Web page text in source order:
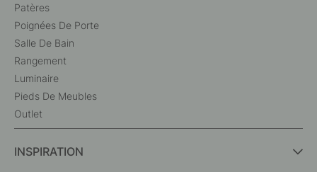
Patères
Poignées De Porte
Salle De Bain
Rangement
Luminaire
Pieds De Meubles
Outlet
INSPIRATION